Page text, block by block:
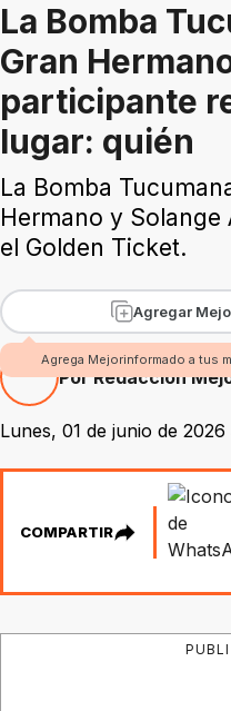
La Bomba
Gran
participante
lugar: quién
La Bomba
Hermano y
el Golden Ticket.
Agregar
Agrega Mejorinformado a tus
Por Redacción
Lunes, 01 de junio de 2026
COMPARTIR